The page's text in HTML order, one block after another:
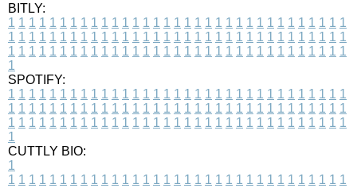
BITLY:
1 1 1 1 1 1 1 1 1 1 1 1 1 1 1 1 1 1 1 1 1 1 1 1 1 1 1 1 1 1 1 1 1
1 1 1 1 1 1 1 1 1 1 1 1 1 1 1 1 1 1 1 1 1 1 1 1 1 1 1 1 1 1 1 1 1
1 1 1 1 1 1 1 1 1 1 1 1 1 1 1 1 1 1 1 1 1 1 1 1 1 1 1 1 1 1 1 1 1
1
SPOTIFY:
1 1 1 1 1 1 1 1 1 1 1 1 1 1 1 1 1 1 1 1 1 1 1 1 1 1 1 1 1 1 1 1 1
1 1 1 1 1 1 1 1 1 1 1 1 1 1 1 1 1 1 1 1 1 1 1 1 1 1 1 1 1 1 1 1 1
1 1 1 1 1 1 1 1 1 1 1 1 1 1 1 1 1 1 1 1 1 1 1 1 1 1 1 1 1 1 1 1 1
1
CUTTLY BIO:
1
1 1 1 1 1 1 1 1 1 1 1 1 1 1 1 1 1 1 1 1 1 1 1 1 1 1 1 1 1 1 1 1 1